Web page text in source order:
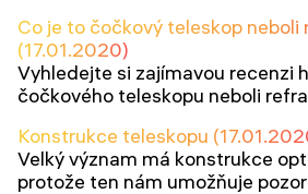
Co je to čočkový teleskop neboli
(17.01.2020)
Vyhledejte si zajímavou recenzi
čočkového teleskopu neboli
Konstrukce teleskopu
Velký význam má konstrukce
protože ten nám umožňuje